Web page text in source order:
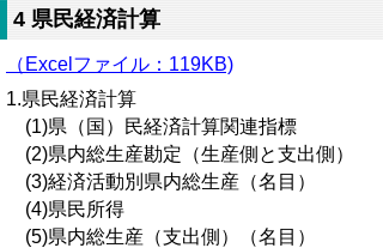
4 県民経済計算
（Excelファイル：119KB)
1.県民経済計算
(1)県（国）民経済計算関連指標
(2)県内総生産勘定（生産側と支出側）
(3)経済活動別県内総生産（名目）
(4)県民所得
(5)県内総生産（支出側）（名目）